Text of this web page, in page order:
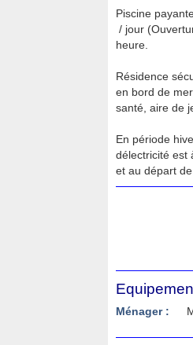
Piscine
 / jour
heure.
Résidence
en bord de
santé, aire de
En période
délectricité
et au départ de
Ménager :